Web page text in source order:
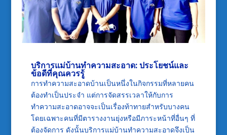
บริการแม่บ้านทำความสะอาด: ประโยชน์และ
ข้อดีที่คุณควรรู้
การทำความสะอาดบ้านเป็นหนึ่งในกิจกรรมที่หลายคน
ต้องทำเป็นประจำ แต่การจัดสรรเวลาให้กับการ
ทำความสะอาดอาจจะเป็นเรื่องท้าทายสำหรับบางคน
โดยเฉพาะคนที่มีตารางงานยุ่งหรือมีภาระหน้าที่อื่นๆ ที่
ต้องจัดการ ดังนั้นบริการแม่บ้านทำความสะอาดจึงเป็น